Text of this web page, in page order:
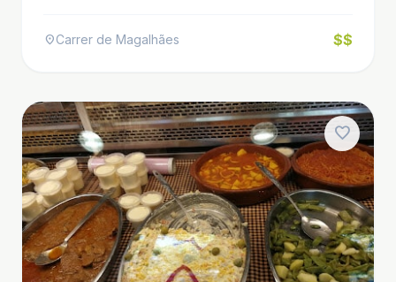
location_onCarrer de Magalhães $$
favorite